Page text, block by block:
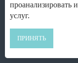
Ваш E-
Задать
проанализировать
услуг.
ПРИНЯТЬ